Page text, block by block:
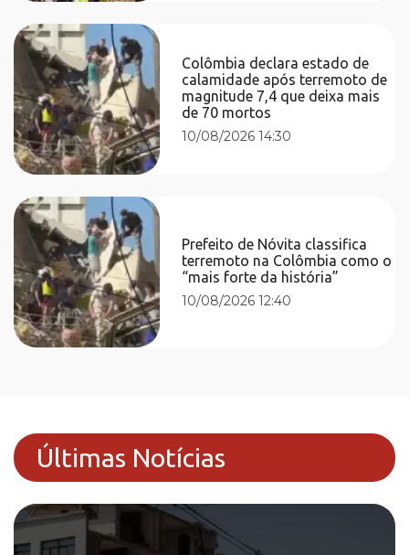
Colômbia declara estado de
calamidade após terremoto de
magnitude 7,4 que deixa mais
de 70 mortos
10/08/2026 14:30
Prefeito de Nóvita classifica
terremoto na Colômbia como o
“mais forte da história”
10/08/2026 12:40
Últimas Notícias